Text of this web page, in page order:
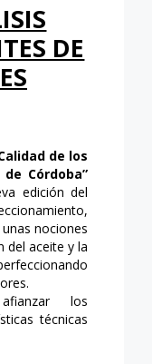
DE
de los
Córdoba”
edición del
nociones
del aceite y la
los
técnicas